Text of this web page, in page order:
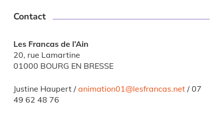
Contact
Les Francas de l’Ain
20, rue Lamartine
01000 BOURG EN BRESSE
Justine Haupert / animation01@lesfrancas.net/ 07
49 62 48 76